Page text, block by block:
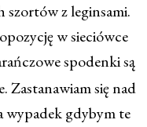
szortów z leginsami.
w sieciówce
spodenki są
Zastanawiam się nad
wypadek gdybym te